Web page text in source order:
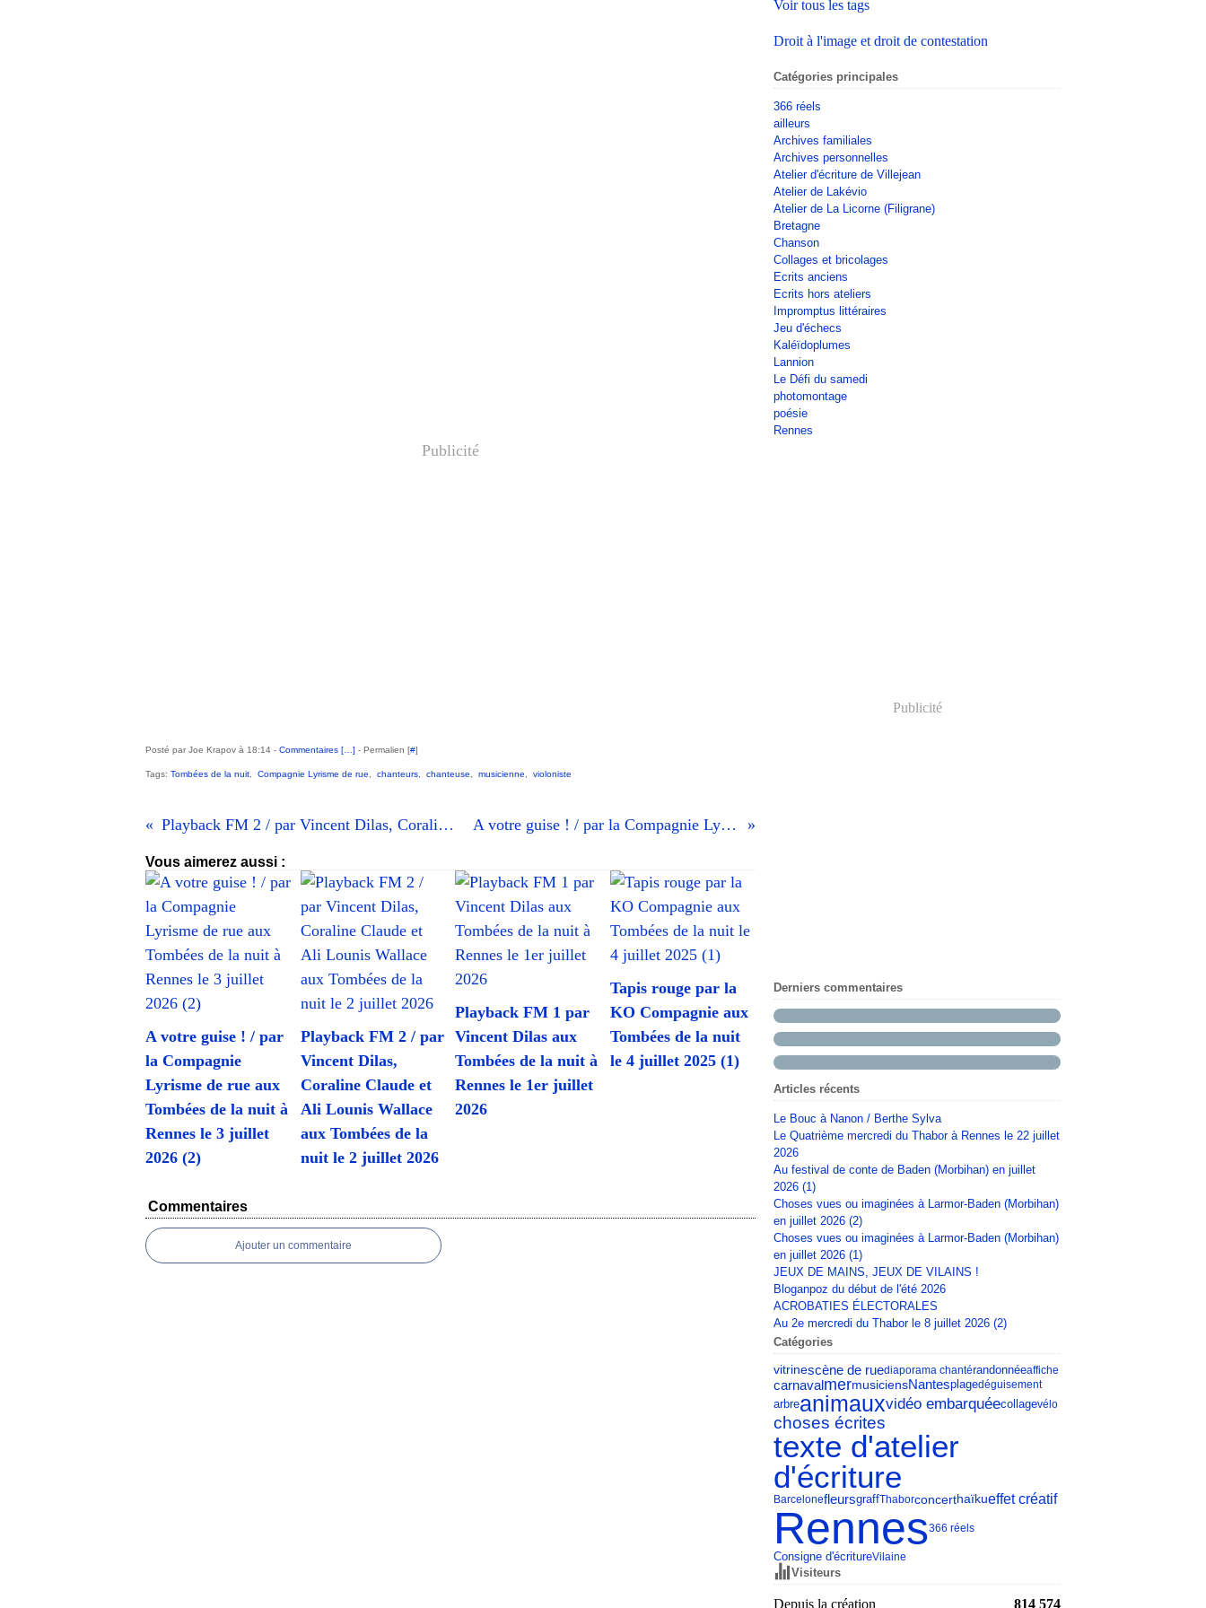
Publicité
Posté par Joe Krapov à 18:14 - Commentaires [ ] - Permalien [#]
Tags: Tombées de la nuit Compagnie Lyrisme de rue chanteurs chanteuse musicienne violoniste
Playback FM 2 / par Vincent Dilas, Coraline Claude et Ali Lounis Wallace aux Tombées de la nuit le 2 juillet 2026 A votre guise ! / par la Compagnie Lyrisme de rue aux Tombées de la nuit à Rennes le 3 juillet 2026 (2)
Vous aimerez aussi :
A votre guise ! / par
la Compagnie
Lyrisme de rue aux
Tombées de la nuit à
Rennes le 3 juillet
2026 (2)
Playback FM 2 / par
Vincent Dilas,
Coraline Claude et
Ali Lounis Wallace
aux Tombées de la
nuit le 2 juillet 2026
Playback FM 1 par
Vincent Dilas aux
Tombées de la nuit à
Rennes le 1er juillet
2026
Tapis rouge par la
KO Compagnie aux
Tombées de la nuit
le 4 juillet 2025 (1)
Commentaires
Ajouter un commentaire
Voir tous les tags
Droit à l'image et droit de contestation
Catégories principales
366 réels
ailleurs
Archives familiales
Archives personnelles
Atelier d'écriture de Villejean
Atelier de Lakévio
Atelier de La Licorne (Filigrane)
Bretagne
Chanson
Collages et bricolages
Ecrits anciens
Ecrits hors ateliers
Impromptus littéraires
Jeu d'échecs
Kaléïdoplumes
Lannion
Le Défi du samedi
photomontage
poésie
Rennes
Publicité
Derniers commentaires
Articles récents
Le Bouc à Nanon / Berthe Sylva
Le Quatrième mercredi du Thabor à Rennes le 22 juillet
2026
Au festival de conte de Baden (Morbihan) en juillet
2026 (1)
Choses vues ou imaginées à Larmor-Baden (Morbihan)
en juillet 2026 (2)
Choses vues ou imaginées à Larmor-Baden (Morbihan)
en juillet 2026 (1)
JEUX DE MAINS, JEUX DE VILAINS !
Bloganpoz du début de l'été 2026
ACROBATIES ÉLECTORALES
Au 2e mercredi du Thabor le 8 juillet 2026 (2)
Catégories
vitrinescène de ruediaporama chantérandonnéeaffiche
carnavalmermusiciensNantesplagedéguisement
arbreanimauxvidéo embarquéecollagevélo
choses écrites
texte d'atelier
d'écriture
BarcelonefleursgraffThaborconcerthaïkueffet créatif
Rennes366 réels
Consigne d'écritureVilaine
Visiteurs
Depuis la création
814 574